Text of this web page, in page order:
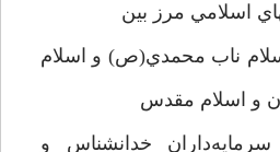
اسلامي مرز بين
ناب محمدي(ص) و اسلام
و اسلام مقدس
خدانشناس و